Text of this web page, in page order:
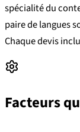
spécialité du
paire de langues
Chaque devis
Facteurs